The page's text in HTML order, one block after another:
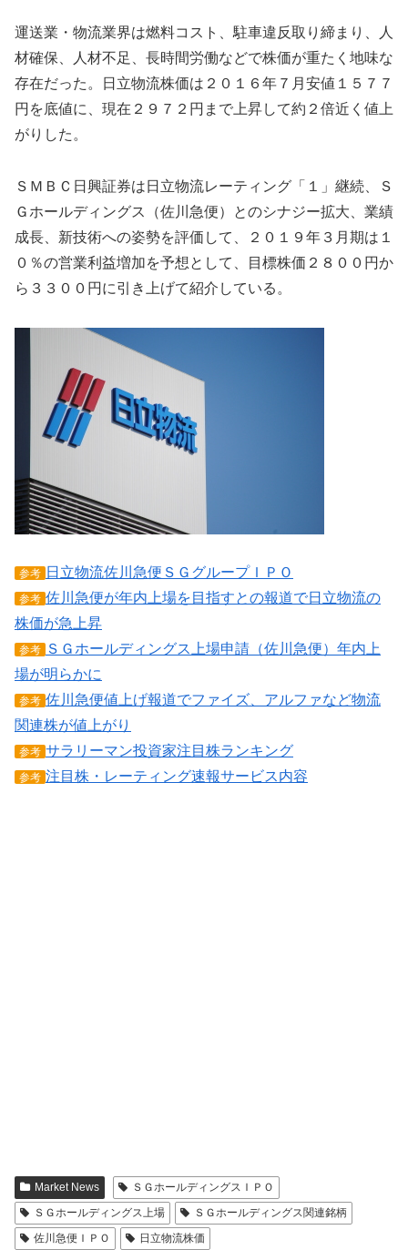
運送業・物流業界は燃料コスト、駐車違反取り締まり、人
材確保、人材不足、長時間労働などで株価が重たく地味な
存在だった。日立物流株価は２０１６年７月安値１５７７
円を底値に、現在２９７２円まで上昇して約２倍近く値上
がりした。
ＳＭＢＣ日興証券は日立物流レーティング「１」継続、Ｓ
Ｇホールディングス（佐川急便）とのシナジー拡大、業績
成長、新技術への姿勢を評価して、２０１９年３月期は１
０％の営業利益増加を予想として、目標株価２８００円か
ら３３００円に引き上げて紹介している。
参考 日立物流佐川急便ＳＧグループＩＰＯ
参考 佐川急便が年内上場を目指すとの報道で日立物流の
株価が急上昇
参考
ＳＧホールディングス上場申請（佐川急便）年内上
場が明らかに
参考 佐川急便値上げ報道でファイズ、アルファなど物流
関連株が値上がり
参考 サラリーマン投資家注目株ランキング
参考 注目株・レーティング速報サービス内容
Market News
ＳＧホールディングスＩＰＯ
ＳＧホールディングス上場
ＳＧホールディングス関連銘柄
佐川急便ＩＰＯ
日立物流株価